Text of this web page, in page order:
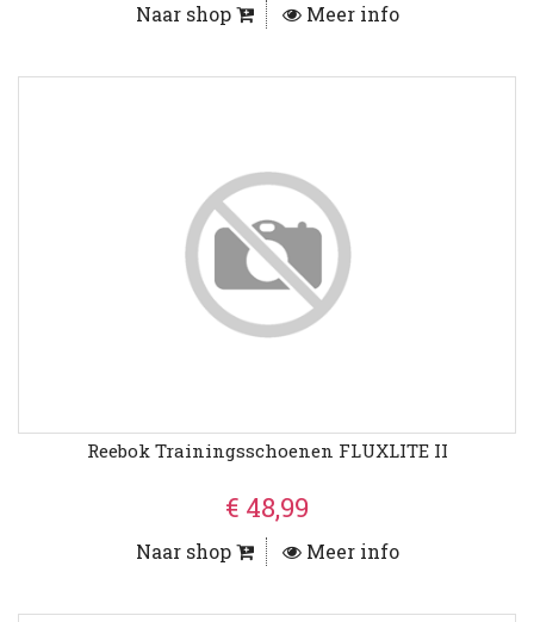
Naar shop Meer info
Reebok Trainingsschoenen FLUXLITE II
€ 48,99
Naar shop Meer info